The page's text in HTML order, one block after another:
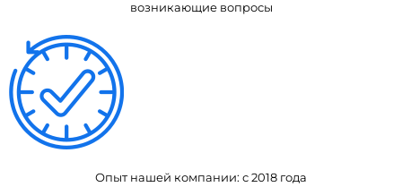
возникающие вопросы
Опыт нашей компании: с 2018 года